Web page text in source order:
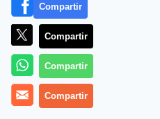
A casi nueve meses del
Compartir
Compartir
Compartir
Compartir